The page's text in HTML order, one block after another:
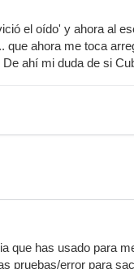
el oído' y ahora al
ahora me toca
ahí mi duda de si
que has usado para
pruebas/error para